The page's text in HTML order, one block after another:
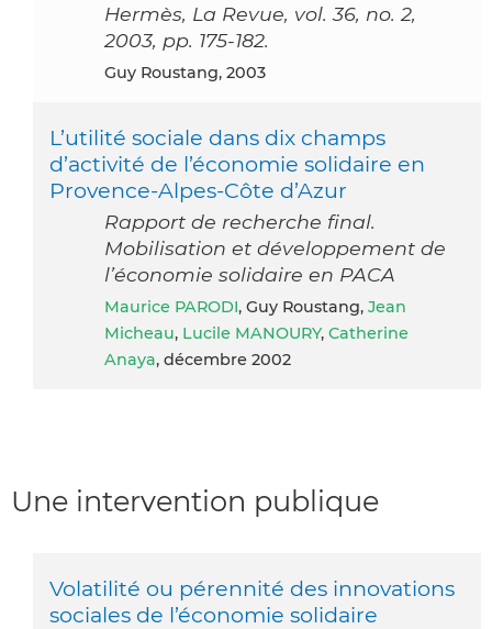
Hermès, La Revue, vol. 36, no. 2,
2003, pp. 175-182.
Guy Roustang, 2003
L’utilité sociale dans dix champs
d’activité de l’économie solidaire en
Provence-Alpes-Côte d’Azur
Rapport de recherche final.
Mobilisation et développement de
l’économie solidaire en PACA
Maurice PARODI, Guy Roustang, Jean
Micheau, Lucile MANOURY, Catherine
Anaya, décembre 2002
Une intervention publique
Volatilité ou pérennité des innovations
sociales de l’économie solidaire